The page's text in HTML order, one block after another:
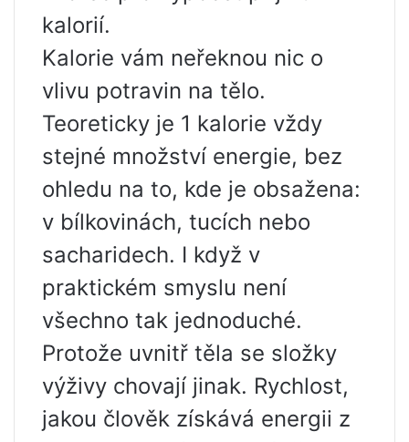
kalorií.
Kalorie vám neřeknou nic o
vlivu potravin na tělo.
Teoreticky je 1 kalorie vždy
stejné množství energie, bez
ohledu na to, kde je obsažena:
v bílkovinách, tucích nebo
sacharidech. I když v
praktickém smyslu není
všechno tak jednoduché.
Protože uvnitř těla se složky
výživy chovají jinak. Rychlost,
jakou člověk získává energii z